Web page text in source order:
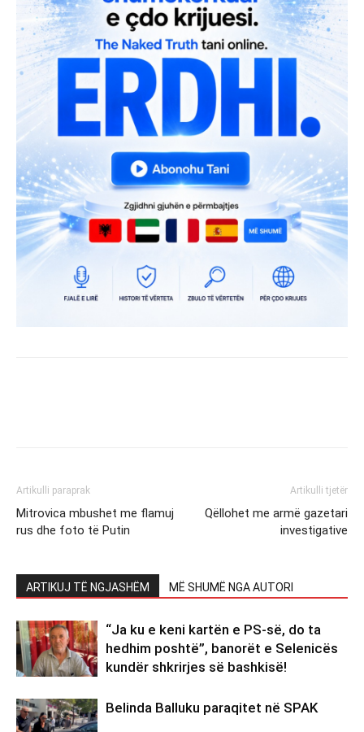
Artikulli paraprak
Mitrovica mbushet me flamuj
rus dhe foto të Putin
Artikulli tjetër
Qëllohet me armë gazetari
investigative
ARTIKUJ TË NGJASHËM MË SHUMË NGA AUTORI
“Ja ku e keni kartën e PS-së, do ta
hedhim poshtë”, banorët e Selenicës
kundër shkrirjes së bashkisë!
Belinda Balluku paraqitet në SPAK